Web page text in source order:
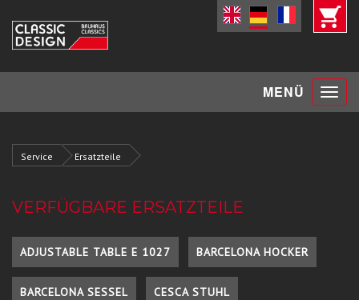
MENÜ Toggle
Service Ersatzteile
VERFÜGBARE ERSATZTEILE
ADJUSTABLE TABLE E 1027 BARCELONA HOCKER
BARCELONA SESSEL CESCA STUHL